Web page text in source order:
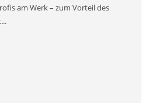
am Werk – zum Vorteil des